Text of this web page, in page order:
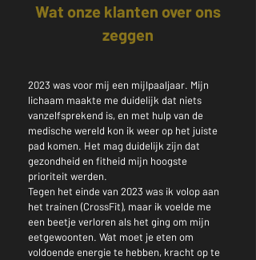
Wat onze klanten over ons
zeggen
2023 was voor mij een mijlpaaljaar. Mijn
lichaam maakte me duidelijk dat niets
vanzelfsprekend is, en met hulp van de
medische wereld kon ik weer op het juiste
pad komen. Het mag duidelijk zijn dat
gezondheid en fitheid mijn hoogste
prioriteit werden.
Tegen het einde van 2023 was ik volop aan
het trainen (CrossFit), maar ik voelde me
een beetje verloren als het ging om mijn
eetgewoonten. Wat moet je eten om
voldoende energie te hebben, kracht op te